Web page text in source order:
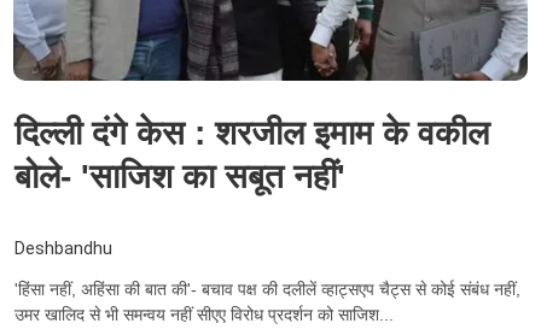
दिल्ली दंगे केस : शरजील इमाम के वकील
बोले- 'साजिश का सबूत नहीं'
Deshbandhu
'हिंसा नहीं, अहिंसा की बात की'- बचाव पक्ष की दलीलें व्हाट्सएप चैट्स से कोई संबंध नहीं,
उमर खालिद से भी समन्वय नहीं सीएए विरोध प्रदर्शन को साजिश...